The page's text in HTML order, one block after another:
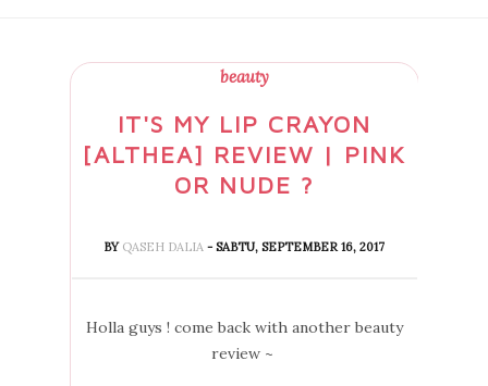
beauty
IT'S MY LIP CRAYON
[ALTHEA] REVIEW | PINK
OR NUDE ?
BY QASEH DALIA- SABTU, SEPTEMBER 16, 2017
Holla guys ! come back with another beauty
review ~